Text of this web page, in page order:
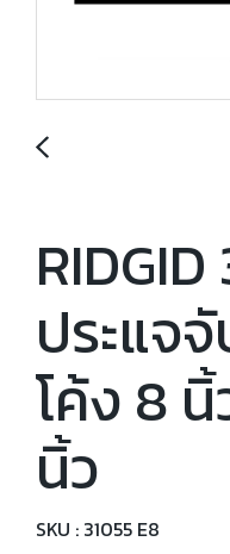
ประแจ
โค้ง 8
นิ้ว
SKU : 31055 E8